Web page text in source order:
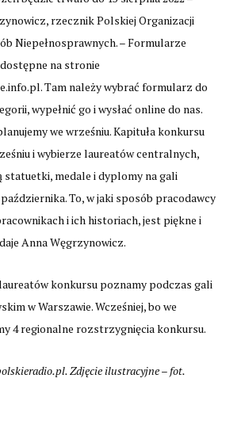
rzecznik Polskiej Organizacji
Niepełnosprawnych. – Formularze
na stronie
Tam należy wybrać formularz do
wypełnić go i wysłać online do nas.
we wrześniu. Kapituła konkursu
i wybierze laureatów centralnych,
medale i dyplomy na gali
To, w jaki sposób pracodawcy
i ich historiach, jest piękne i
Anna Węgrzynowicz.
konkursu poznamy podczas gali
w Warszawie. Wcześniej, bo we
4 regionalne rozstrzygnięcia konkursu.
Zdjęcie ilustracyjne – fot.